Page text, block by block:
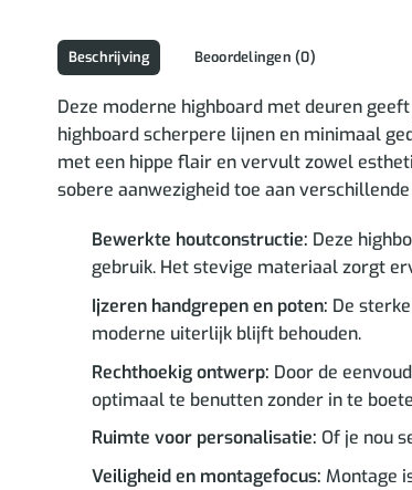
Beschrijving Beoordelingen (0)
Deze moderne highboard met deuren
highboard scherpere lijnen en minimaal
met een hippe flair en vervult zowel
sobere aanwezigheid toe aan
Bewerkte houtconstructie: Deze
gebruik. Het stevige materiaal zorgt
Ijzeren handgrepen en poten: De
moderne uiterlijk blijft behouden.
Rechthoekig ontwerp: Door de
optimaal te benutten zonder in te
Ruimte voor personalisatie: Of je nou
Veiligheid en montagefocus: Montage